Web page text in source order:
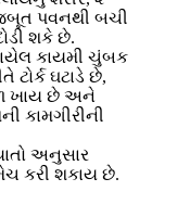
પવનથી બચી
શકે છે.
કાયમી ચુંબક
ઘટાડે છે,
ખાય છે અને
કામગીરીની
અનુસાર
કરી શકાય છે.